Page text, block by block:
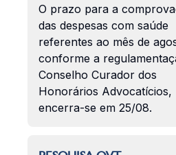
O prazo para a
das despesas com saúde
referentes ao mês de
conforme a
Conselho Curador dos
Honorários Advocatícios,
encerra-se em 25/08.